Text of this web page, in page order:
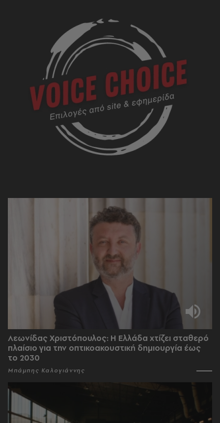
Λεωνίδας Χριστόπουλος: Η Ελλάδα χτίζει σταθερό
πλαίσιο για την οπτικοακουστική δημιουργία έως
το 2030
Μπάμπης Καλογιάννης